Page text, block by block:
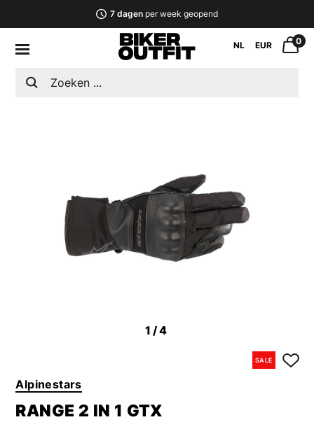
7 dagenper week geopend
NL EUR 0
1 /4
SALE
Alpinestars
RANGE 2 IN 1 GTX